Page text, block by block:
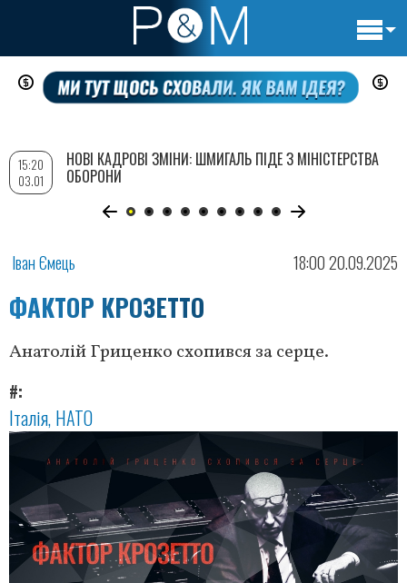
Перейти
до
вмісту
Іван Ємець 18:00 20.09.2025
ФАКТОР КРОЗЕТТО
Анатолій Гриценко схопився за серце.
#
Італія НАТО
15:20
03.01
НОВІ КАДРОВІ ЗМІНИ: ШМИГАЛЬ ПІДЕ З МІНІСТЕРСТВА
ОБОРОНИ